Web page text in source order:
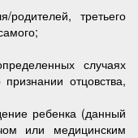
родителей, третьего
случаях
отцовства,
ребенка (данный
или медицинским